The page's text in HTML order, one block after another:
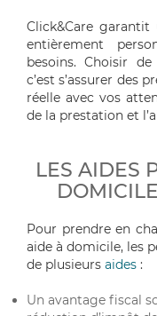
Click&Care
entièrement
besoins. Choisir
c’est s’assurer des
réelle avec vos
de la prestation et
LES AIDES
Pour prendre en
aide à domicile, les
de plusieurs aides :
Un avantage fiscal